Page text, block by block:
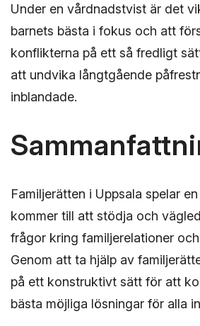
Under en vårdnadstvist är det
barnets bästa i fokus och att
konflikterna på ett så fredligt
att undvika långtgående
inblandade.
Familjerätten i Uppsala spelar
kommer till att stödja och
frågor kring familjerelationer
Genom att ta hjälp av
på ett konstruktivt sätt för att
bästa möjliga lösningar för alla